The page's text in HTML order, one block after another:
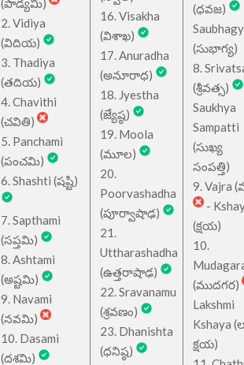
(పాడ్యమి)
2. Vidiya
(విదియ)
3. Thadiya
(తదియ)
4. Chavithi
(చవితి)
5. Panchami
(పంచమి)
6. Shashti (షష్టి)
7. Sapthami
(సప్తమి)
8. Ashtami
(అష్టమి)
9. Navami
(నవమి)
10. Dasami
(దశమి)
16. Visakha
(విశాఖ)
17. Anuradha
(అనూరాధ)
18. Jyestha
(జ్యేష్ఠ)
19. Moola
(మూల)
20.
Poorvashadha
(పూర్వాషాఢ)
21.
Uttharashadha
(ఉత్తరాషాఢ)
22. Sravanamu
(శ్రవణం)
23. Dhanishta
(ధనిష్ఠ)
(ధవజ)
(సుభాగ్య)
8.
(శ్రీవత్స)
Saukhya
Sampatti
(సుఖ్య
సంపత్తి)
9. Vajra
-
(క్షయ)
10.
(ముదగర)
Lakshmi
Kshaya
క్షయ)